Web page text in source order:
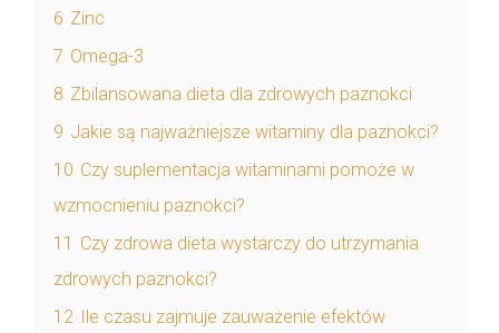
6 Zinc
7 Omega-3
8 Zbilansowana dieta dla zdrowych paznokci
9 Jakie są najważniejsze witaminy dla paznokci?
10 Czy suplementacja witaminami pomoże w
wzmocnieniu paznokci?
11 Czy zdrowa dieta wystarczy do utrzymania
zdrowych paznokci?
12 Ile czasu zajmuje zauważenie efektów